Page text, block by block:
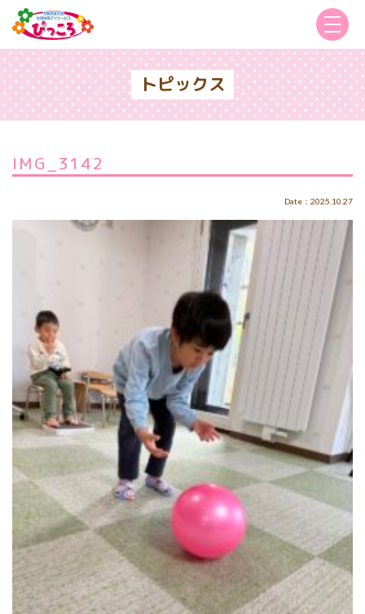
トピックス
IMG_3142
Date：2025.10.27